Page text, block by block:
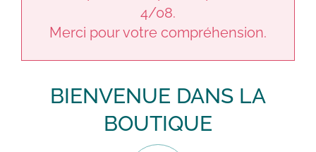
4/08.
Merci pour votre compréhension.
BIENVENUE DANS LA
BOUTIQUE